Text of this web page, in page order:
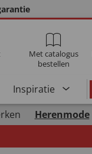
Met catalogus
bestellen
Inspiratie
Herenmode